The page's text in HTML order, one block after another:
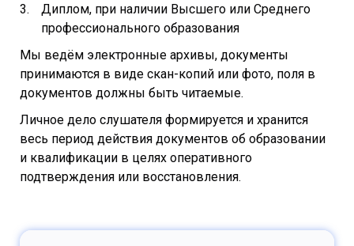
Диплом, при наличии Высшего или Среднего
профессионального образования
Мы ведём электронные архивы, документы
принимаются в виде скан-копий или фото, поля в
документов должны быть читаемые.
Личное дело слушателя формируется и хранится
весь период действия документов об образовании
и квалификации в целях оперативного
подтверждения или восстановления.